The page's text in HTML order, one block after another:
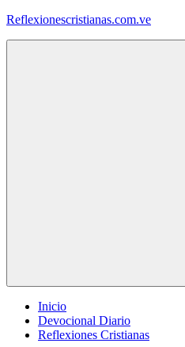
Saltar
Reflexionescristianas.com.ve
Inicio
Devocional Diario
Reflexiones Cristianas